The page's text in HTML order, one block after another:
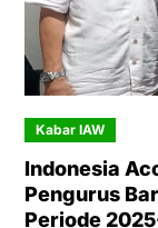
Kabar IAW
Indonesia
Pengurus
Periode